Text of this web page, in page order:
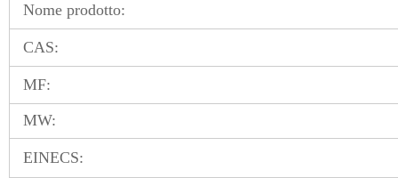
Nome prodotto:
CAS:
MF:
MW:
EINECS: